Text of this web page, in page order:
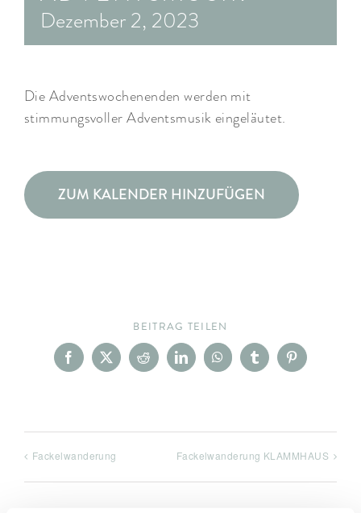
ARRANGEMENTS
Dezember 2, 2023
Die Adventswochenenden werden mit
stimmungsvoller Adventsmusik eingeläutet.
ZUM KALENDER HINZUFÜGEN
BEITRAG TEILEN
Facebook
X RedditLinkedInWhatsAppTumblrPinterest
Fackelwanderung Fackelwanderung KLAMMHAUS